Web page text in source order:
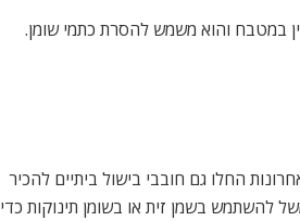
במטבח והוא משמש להסרת כתמי שומן.
החלו גם חובבי בישול ביתיים להכיר
להשתמש בשמן זית או בשומן תינוקות כדי